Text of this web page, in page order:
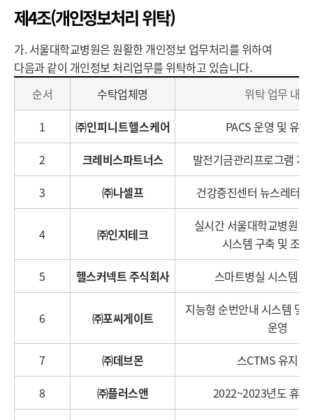
제4조(개인정보처리 위탁)
가. 서울대학교병원은 원활한 개인정보 업무처리를 위하여
다음과 같이 개인정보 처리업무를 위탁하고 있습니다.
순서 수탁업체명
위탁 업무 내용
1
㈜인피니트헬스케어
PACS 운영 및 유
2
크레비스파트너스
발전기금관리프로그램 개
3
㈜나셀프 건강증진센터 뉴스레터
4 ㈜인지테크
실시간 서울대학교병원
시스템 구축 및 조
5
헬스커넥트 주식회사 스마트병실 시스템
6 ㈜포씨게이트
지능형 순번안내 시스템 및
운영
7
㈜데브몬
스CTMS 유지보
8
㈜플러스앤
2022~2023년도 휴양